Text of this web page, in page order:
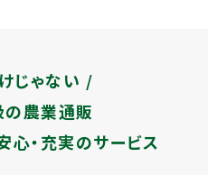
じゃない /
農業通販
心・充実のサービス